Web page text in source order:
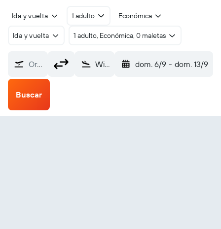
Ida y vuelta 1 adulto Económica
Ida y vuelta 1 adulto, Económica, 0 maletas
Origen Williamsport Lycoming County (IPT) dom. 6/9 - dom. 13/9
Buscar